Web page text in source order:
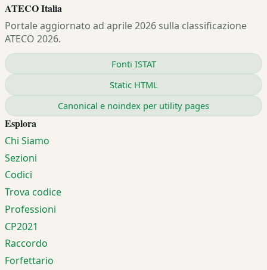
ATECO Italia
Portale aggiornato ad aprile 2026 sulla classificazione
ATECO 2026.
Fonti ISTAT
Static HTML
Canonical e noindex per utility pages
Esplora
Chi Siamo
Sezioni
Codici
Trova codice
Professioni
CP2021
Raccordo
Forfettario